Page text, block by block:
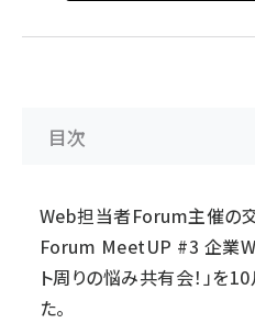
目次
Web担当者Forum主催の交
Forum MeetUP #3 企業
ト周りの悩み共有会！」を
た。